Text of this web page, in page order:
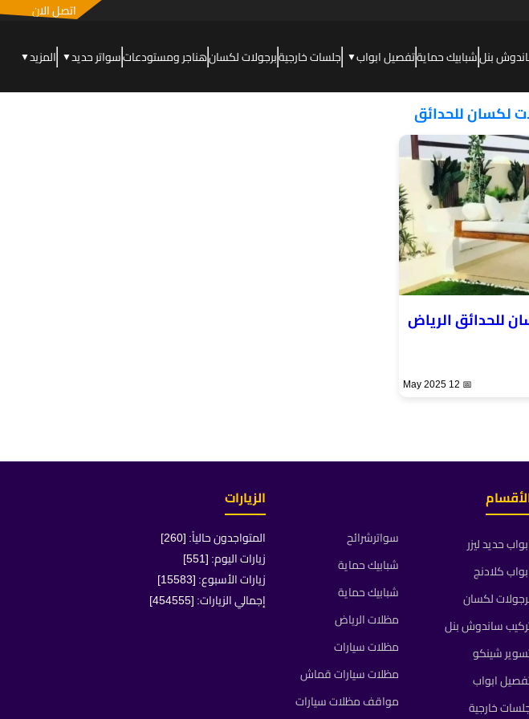
اتصل الان
بنلشبابيك حمايةتفصيل ابواب▼ جلسات خارجيةبرجولات لكسانهناجر ومستودعاتسواتر حديد▼ المزيد▼
لكسان للحدائق
للحدائق الرياض
📅 12 May 2025
حديد ليزر
كلادنج
لكسان
ساندوش بنل
شينكو
ابواب
خارجية
سواترشرائح
شبابيك حماية
شبابيك حماية
مظلات الرياض
مظلات سيارات
مظلات سيارات قماش
مواقف مظلات سيارات
الزيارات
المتواجدون حالياً: [260]
زيارات اليوم: [551]
زيارات الأسبوع: [15583]
إجمالي الزيارات: [454555]